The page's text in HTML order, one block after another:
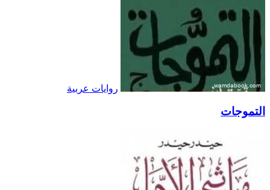
روايات عربية
التموجات